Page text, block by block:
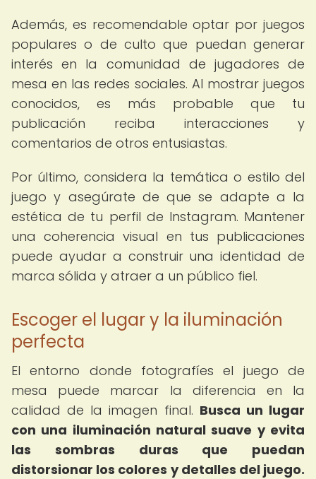
Además, es recomendable optar por juegos
populares o de culto que puedan generar
interés en la comunidad de jugadores de
mesa en las redes sociales. Al mostrar juegos
conocidos, es más probable que tu
publicación reciba interacciones y
comentarios de otros entusiastas.
Por último, considera la temática o estilo del
juego y asegúrate de que se adapte a la
estética de tu perfil de Instagram. Mantener
una coherencia visual en tus publicaciones
puede ayudar a construir una identidad de
marca sólida y atraer a un público fiel.
Escoger el lugar y la iluminación
perfecta
El entorno donde fotografíes el juego de
mesa puede marcar la diferencia en la
calidad de la imagen final. Busca un lugar
con una iluminación natural suave y evita
las sombras duras que puedan
distorsionar los colores y detalles del juego.